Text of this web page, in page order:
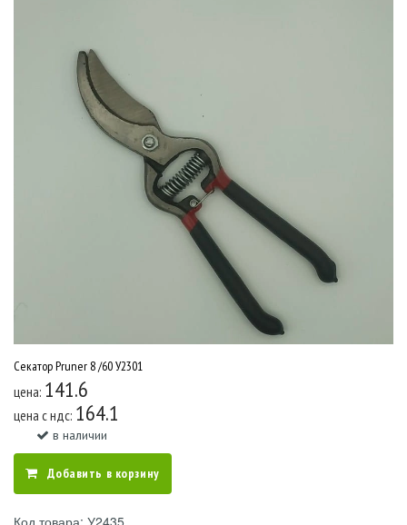
Секатор Pruner 8 /60 У2301
цена: 141.6
цена c ндс: 164.1
в наличии
Добавить в корзину
Код товара: У2435